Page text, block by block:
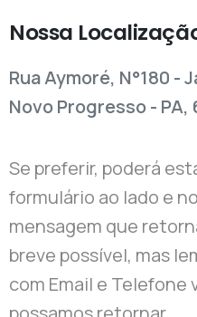
Nossa
Rua Aymoré, N°180 -
Novo Progresso - PA,
Se preferir, poderá
formulário ao lado e
mensagem que
breve possível, mas
com Email e Telefone